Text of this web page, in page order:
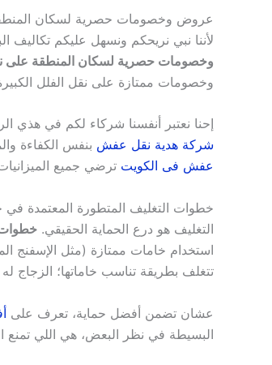
عروض وخصومات حصرية لسكان
لأننا نبي نريحكم ونسهل عليكم تكاليف
وخصومات حصرية لسكان المنطقة على
وخصومات ممتازة على نقل الفلل
إحنا نعتبر أنفسنا شركاء لكم في هذي
شركة هدية نقل عفش بنفس الكفاءة
عفش فى الكويت ترضي جميع
خطوات التغليف المتطورة المعتمدة
التغليف هو درع الحماية الحقيقي. خطوات
استخدام خامات ممتازة (مثل الإسفنج
تتغلف بطريقة تناسب خاماتها؛ الزجاج
عشان تضمن أفضل حماية، تعرف على
البسيطة في نظر البعض، هي اللي تمنع